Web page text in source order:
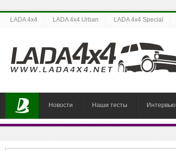
LADA 4x4 LADA 4x4 Urban LADA 4x4 Special
Новости Наши тесты Интервью